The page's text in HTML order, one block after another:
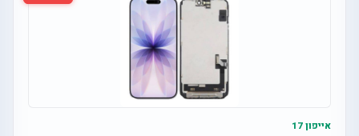
אייפון 17